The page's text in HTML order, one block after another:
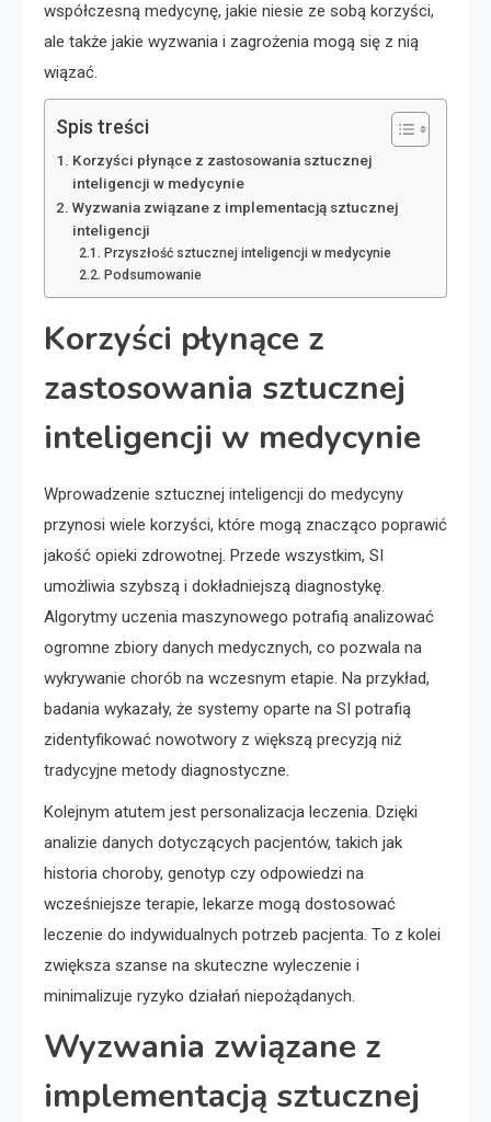
współczesną medycynę, jakie niesie ze sobą korzyści,
ale także jakie wyzwania i zagrożenia mogą się z nią
wiązać.
Spis treści
Korzyści płynące z zastosowania sztucznej
inteligencji w medycynie
Wyzwania związane z implementacją sztucznej
inteligencji
Przyszłość sztucznej inteligencji w medycynie
Podsumowanie
Korzyści płynące z
zastosowania sztucznej
inteligencji w medycynie
Wprowadzenie sztucznej inteligencji do medycyny
przynosi wiele korzyści, które mogą znacząco poprawić
jakość opieki zdrowotnej. Przede wszystkim, SI
umożliwia szybszą i dokładniejszą diagnostykę.
Algorytmy uczenia maszynowego potrafią analizować
ogromne zbiory danych medycznych, co pozwala na
wykrywanie chorób na wczesnym etapie. Na przykład,
badania wykazały, że systemy oparte na SI potrafią
zidentyfikować nowotwory z większą precyzją niż
tradycyjne metody diagnostyczne.
Kolejnym atutem jest personalizacja leczenia. Dzięki
analizie danych dotyczących pacjentów, takich jak
historia choroby, genotyp czy odpowiedzi na
wcześniejsze terapie, lekarze mogą dostosować
leczenie do indywidualnych potrzeb pacjenta. To z kolei
zwiększa szanse na skuteczne wyleczenie i
minimalizuje ryzyko działań niepożądanych.
Wyzwania związane z
implementacją sztucznej